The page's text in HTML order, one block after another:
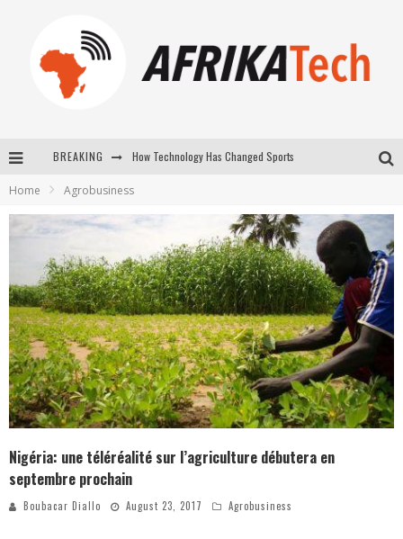
BREAKING
Home Agrobusiness
Nigéria: une téléréalité sur l’agriculture débutera en
septembre prochain
Boubacar Diallo August 23, 2017 Agrobusiness